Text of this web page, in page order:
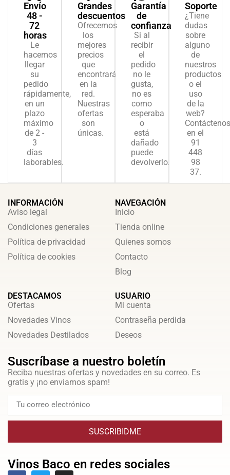
Envío
48 -
72
horas
Le
hacemos
llegar
su
pedido
rápidamente,
en un
plazo
máximo
de 2 -
3
días
laborables.
Grandes
descuentos
Ofrecemos
los
mejores
precios
que
encontrará
en la
red.
Nuestras
ofertas
son
únicas.
Garantía
de
confianza
Si al
recibir
el
pedido
no le
gusta,
no es
como
esperaba
o
está
dañado
puede
devolverlo.
Soporte
¿Tiene
dudas
sobre
alguno
de
nuestros
productos
o el
uso
de la
web?
Contáctenos
en el
91
448
98
37.
INFORMACIÓN
Aviso legal
Condiciones generales
Política de privacidad
Política de cookies
NAVEGACIÓN
Inicio
Tienda online
Quienes somos
Contacto
Blog
DESTACAMOS
Ofertas
Novedades Vinos
Novedades Destilados
USUARIO
Mi cuenta
Contraseña perdida
Deseos
Suscríbase a nuestro boletín
Reciba nuestras ofertas y novedades en su correo. Es
gratis y ¡no enviamos spam!
SUSCRIBIDME
Vinos Baco en redes sociales